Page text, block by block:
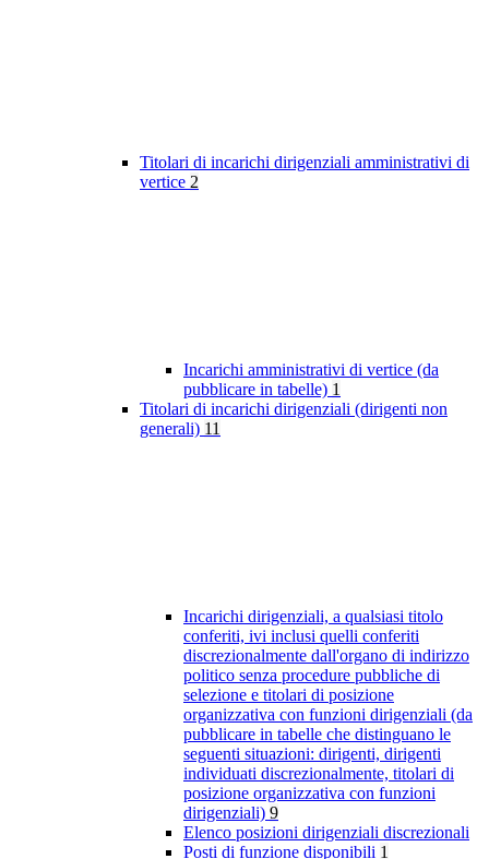
Titolari di incarichi dirigenziali amministrativi di
vertice 2
Incarichi amministrativi di vertice (da
pubblicare in tabelle) 1
Titolari di incarichi dirigenziali (dirigenti non
generali) 11
Incarichi dirigenziali, a qualsiasi titolo
conferiti, ivi inclusi quelli conferiti
discrezionalmente dall'organo di indirizzo
politico senza procedure pubbliche di
selezione e titolari di posizione
organizzativa con funzioni dirigenziali (da
pubblicare in tabelle che distinguano le
seguenti situazioni: dirigenti, dirigenti
individuati discrezionalmente, titolari di
posizione organizzativa con funzioni
dirigenziali) 9
Elenco posizioni dirigenziali discrezionali
Posti di funzione disponibili 1